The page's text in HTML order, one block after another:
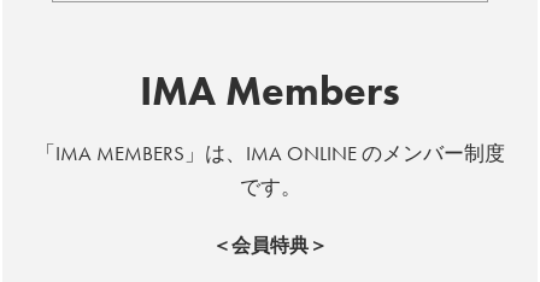
IMA Members
「IMA MEMBERS」は、IMA ONLINE のメンバー制度
です。
＜会員特典＞